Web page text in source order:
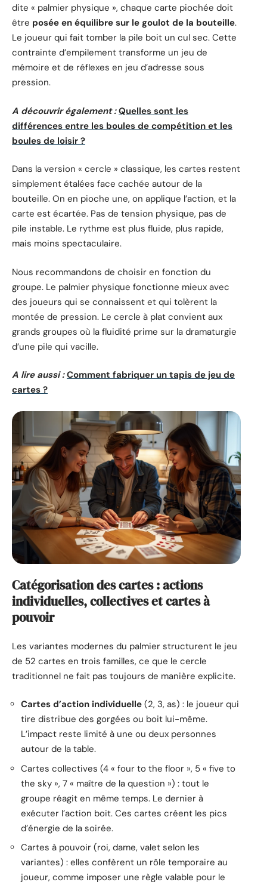
dite « palmier physique », chaque carte piochée doit
être posée en équilibre sur le goulot de la bouteille.
Le joueur qui fait tomber la pile boit un cul sec. Cette
contrainte d’empilement transforme un jeu de
mémoire et de réflexes en jeu d’adresse sous
pression.
A découvrir également : Quelles sont les
différences entre les boules de compétition et les
boules de loisir ?
Dans la version « cercle » classique, les cartes restent
simplement étalées face cachée autour de la
bouteille. On en pioche une, on applique l’action, et la
carte est écartée. Pas de tension physique, pas de
pile instable. Le rythme est plus fluide, plus rapide,
mais moins spectaculaire.
Nous recommandons de choisir en fonction du
groupe. Le palmier physique fonctionne mieux avec
des joueurs qui se connaissent et qui tolèrent la
montée de pression. Le cercle à plat convient aux
grands groupes où la fluidité prime sur la dramaturgie
d’une pile qui vacille.
A lire aussi : Comment fabriquer un tapis de jeu de
cartes ?
Catégorisation des cartes : actions
individuelles, collectives et cartes à
pouvoir
Les variantes modernes du palmier structurent le jeu
de 52 cartes en trois familles, ce que le cercle
traditionnel ne fait pas toujours de manière explicite.
Cartes d’action individuelle (2, 3, as) : le joueur qui
tire distribue des gorgées ou boit lui-même.
L’impact reste limité à une ou deux personnes
autour de la table.
Cartes collectives (4 « four to the floor », 5 « five to
the sky », 7 « maître de la question ») : tout le
groupe réagit en même temps. Le dernier à
exécuter l’action boit. Ces cartes créent les pics
d’énergie de la soirée.
Cartes à pouvoir (roi, dame, valet selon les
variantes) : elles confèrent un rôle temporaire au
joueur, comme imposer une règle valable pour le